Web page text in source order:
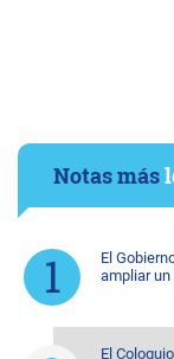
Notas más
El
ampliar
El